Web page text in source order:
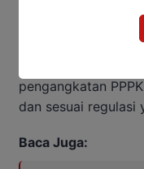
Jufriansyah
pengangkatan
dan sesuai regulasi
Baca Juga: